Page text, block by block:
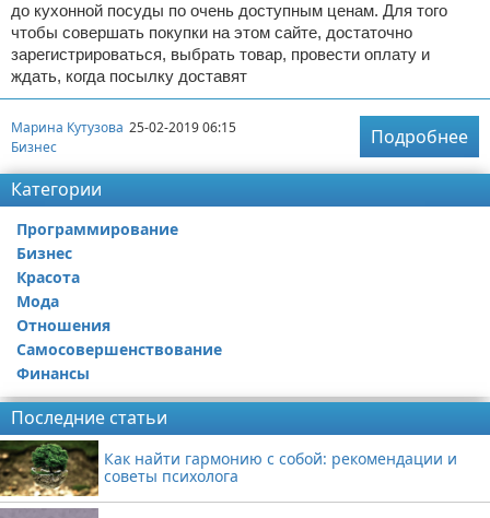
до кухонной посуды по очень доступным ценам. Для того
чтобы совершать покупки на этом сайте, достаточно
зарегистрироваться, выбрать товар, провести оплату и
ждать, когда посылку доставят
Марина Кутузова 25-02-2019 06:15
Бизнес
Подробнее
Категории
Программирование
Бизнес
Красота
Мода
Отношения
Самосовершенствование
Финансы
Последние статьи
Как найти гармонию с собой: рекомендации и
советы психолога